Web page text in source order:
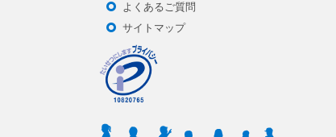
よくあるご質問
サイトマップ